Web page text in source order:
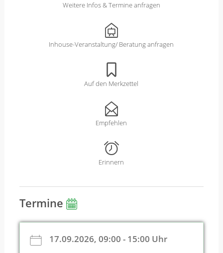
Weitere Infos & Termine anfragen
Inhouse-Veranstaltung/ Beratung anfragen
Auf den Merkzettel
Empfehlen
Erinnern
Termine
17.09.2026, 09:00 - 15:00 Uhr